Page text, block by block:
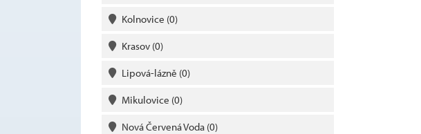
Kolnovice (0)
Krasov (0)
Lipová-lázně (0)
Mikulovice (0)
Nová Červená Voda (0)